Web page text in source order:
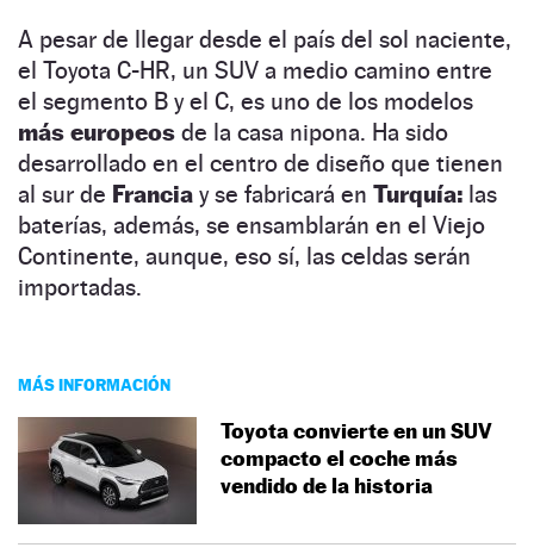
A pesar de llegar desde el país del sol naciente,
el Toyota C-HR, un SUV a medio camino entre
el segmento B y el C, es uno de los modelos
más europeos de la casa nipona. Ha sido
desarrollado en el centro de diseño que tienen
al sur de Francia y se fabricará en Turquía: las
baterías, además, se ensamblarán en el Viejo
Continente, aunque, eso sí, las celdas serán
importadas.
MÁS INFORMACIÓN
Toyota convierte en un SUV
compacto el coche más
vendido de la historia